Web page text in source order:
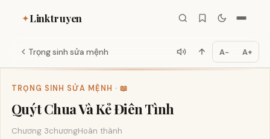
✦Linktruyen
Trọng sinh sửa mệnh A− A+
TRỌNG SINH SỬA MỆNH · 📖
Quýt Chua Và Kẻ Điên Tình
Chương 3chươngHoàn thành